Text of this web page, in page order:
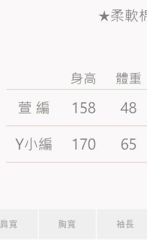
肩寬 胸寬 袖長